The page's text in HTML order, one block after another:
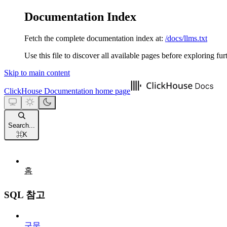
Documentation Index
Fetch the complete documentation index at: /docs/llms.txt
Use this file to discover all available pages before exploring
Skip to main content
ClickHouse Documentation home page
Search...
⌘K
홈
SQL 참고
구문